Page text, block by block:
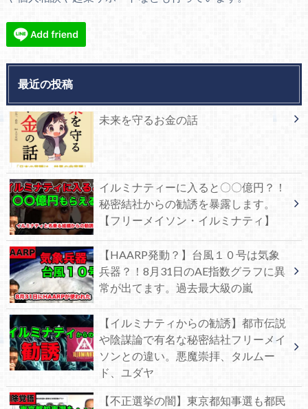
最近の投稿
未来を守るお金の話
イルミナティーに入ると〇〇億円？！
秘密結社からの勧誘を暴露します。
【フリーメイソン・イルミナティ】
【HAARP発動？】台風１０号は気象
兵器？！8月31日のAE指数グラフに異
常が出てます。過去最大級の嵐
【イルミナティからの勧誘】都市伝説
や陰謀論で有名な秘密結社フリーメイ
ソンとの違い。悪魔崇拝、タルムー
ド、ユダヤ
【不正選挙の闇】東京都知事選も都民